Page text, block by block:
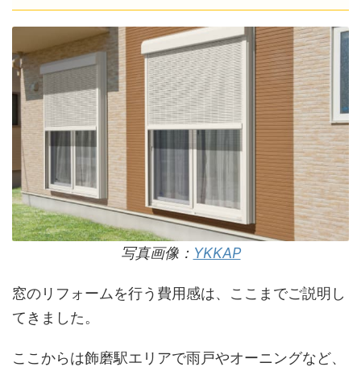
写真画像： YKKAP
窓のリフォームを行う費用感は、ここまでご説明し
てきました。
ここからは飾磨駅エリアで雨戸やオーニングなど、